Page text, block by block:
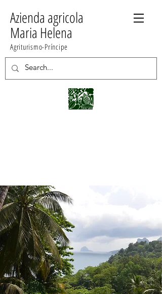
Azienda agricola
Maria Helena
Agriturismo-Príncipe